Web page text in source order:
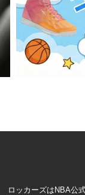
ロッカーズはNBA公